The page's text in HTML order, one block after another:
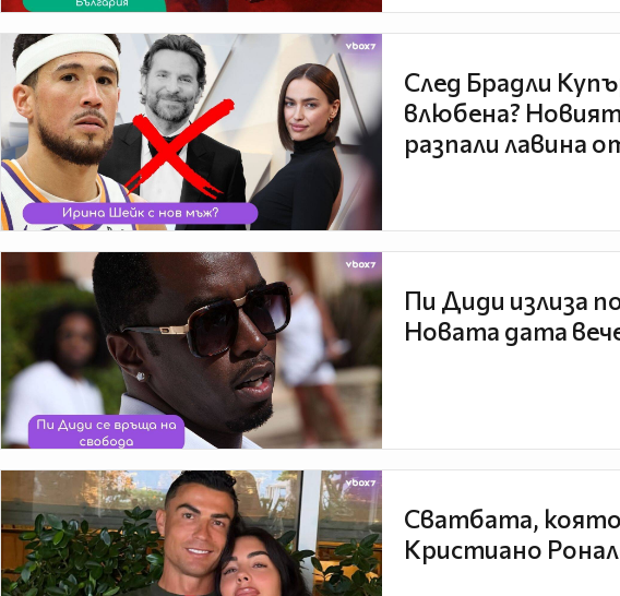
След Брадли
влюбена?
разпали лавина
Пи Диди излиза
Новата дата
Сватбата,
Кристиано